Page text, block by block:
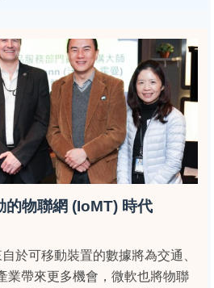
的物聯網 (IoMT) 時代
於可移動裝置的數據將為交通、
業帶來更多機會，微軟也將物聯